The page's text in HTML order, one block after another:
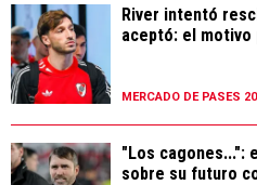
River intentó
aceptó: el motivo
MERCADO DE PASES
"Los cagones...":
sobre su futuro